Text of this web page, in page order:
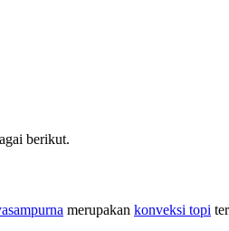
berikut.
merupakan konveksi topi